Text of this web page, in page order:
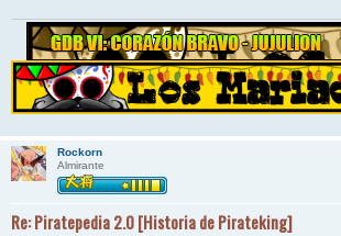
Rockorn
Almirante
Re: Piratepedia 2.0 [Historia de Pirateking]